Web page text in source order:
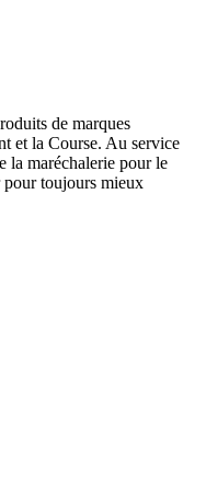
de marques
et la Course. Au service
la maréchalerie pour le
pour toujours mieux